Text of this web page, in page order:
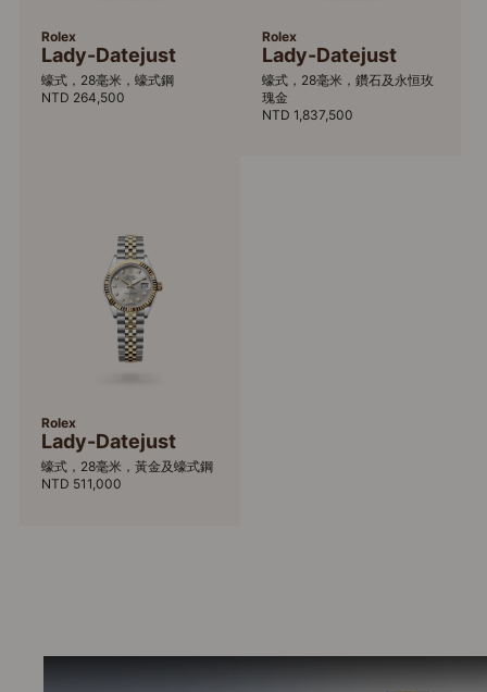
Rolex
Lady-Datejust
蠔式，28毫米，蠔式鋼
NTD 264,500
Rolex
Lady-Datejust
蠔式，28毫米，鑽石及永恒玫
瑰金
NTD 1,837,500
Rolex
Lady-Datejust
蠔式，28毫米，黃金及蠔式鋼
NTD 511,000